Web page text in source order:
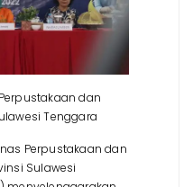
dan
Tenggara
Perpustakaan dan
Sulawesi